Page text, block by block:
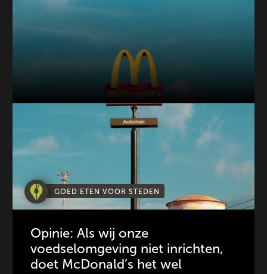
GOED ETEN VOOR STEDEN
Opinie: Als wij onze
voedselomgeving niet inrichten,
doet McDonald’s het wel